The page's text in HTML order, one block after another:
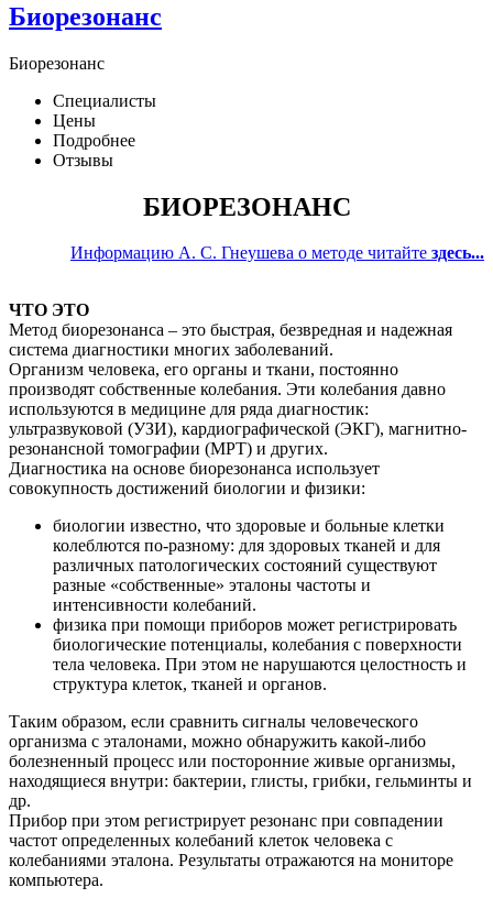
Биорезонанс
Биорезонанс
Специалисты
Цены
Подробнее
Отзывы
БИОРЕЗОНАНС
Информацию А. С. Гнеушева о методе читайте здесь...
ЧТО ЭТО
Метод биорезонанса – это быстрая, безвредная и надежная
система диагностики многих заболеваний.
Организм человека, его органы и ткани, постоянно
производят собственные колебания. Эти колебания давно
используются в медицине для ряда диагностик:
ультразвуковой (УЗИ), кардиографической (ЭКГ), магнитно-
резонансной томографии (МРТ) и других.
Диагностика на основе биорезонанса использует
совокупность достижений биологии и физики:
биологии известно, что здоровые и больные клетки
колеблются по-разному: для здоровых тканей и для
различных патологических состояний существуют
разные «собственные» эталоны частоты и
интенсивности колебаний.
физика при помощи приборов может регистрировать
биологические потенциалы, колебания с поверхности
тела человека. При этом не нарушаются целостность и
структура клеток, тканей и органов.
Таким образом, если сравнить сигналы человеческого
организма с эталонами, можно обнаружить какой-либо
болезненный процесс или посторонние живые организмы,
находящиеся внутри: бактерии, глисты, грибки, гельминты и
др.
Прибор при этом регистрирует резонанс при совпадении
частот определенных колебаний клеток человека с
колебаниями эталона. Результаты отражаются на мониторе
компьютера.